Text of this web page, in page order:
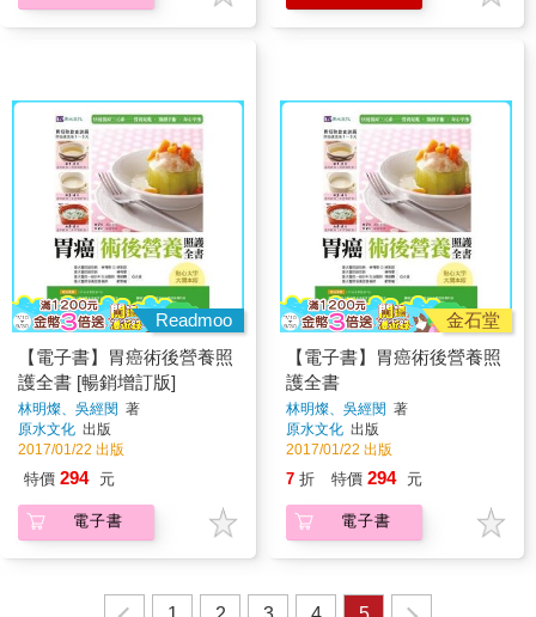
Readmoo
【電子書】胃癌術後營養照
護全書 [暢銷增訂版]
林明燦、吳經閔 著
原水文化 出版
2017/01/22 出版
特價 294 元
電子書
金石堂
【電子書】胃癌術後營養照
護全書
林明燦、吳經閔 著
原水文化 出版
2017/01/22 出版
7 折 特價 294 元
電子書